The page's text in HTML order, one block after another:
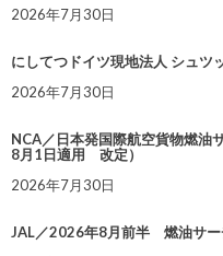
2026年7月30日
にしてつドイツ現地法人 シュツ
2026年7月30日
NCA／日本発国際航空貨物燃油
8月1日適用 改定）
2026年7月30日
JAL／2026年8月前半 燃油サー